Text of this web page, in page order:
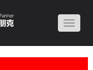
Toggle